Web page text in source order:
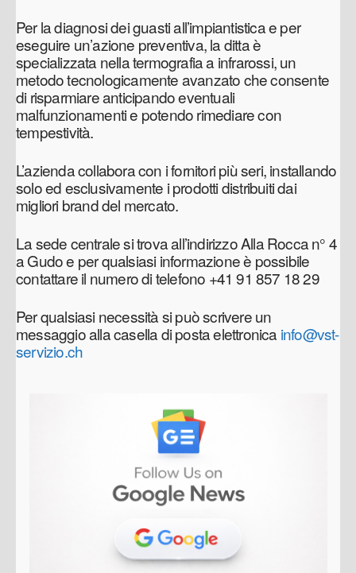
Per la diagnosi dei guasti all’impiantistica e per
eseguire un’azione preventiva, la ditta è
specializzata nella termografia a infrarossi, un
metodo tecnologicamente avanzato che consente
di risparmiare anticipando eventuali
malfunzionamenti e potendo rimediare con
tempestività.
L’azienda collabora con i fornitori più seri, installando
solo ed esclusivamente i prodotti distribuiti dai
migliori brand del mercato.
La sede centrale si trova all’indirizzo Alla Rocca n° 4
a Gudo e per qualsiasi informazione è possibile
contattare il numero di telefono +41 91 857 18 29
Per qualsiasi necessità si può scrivere un
messaggio alla casella di posta elettronica info@vst-
servizio.ch